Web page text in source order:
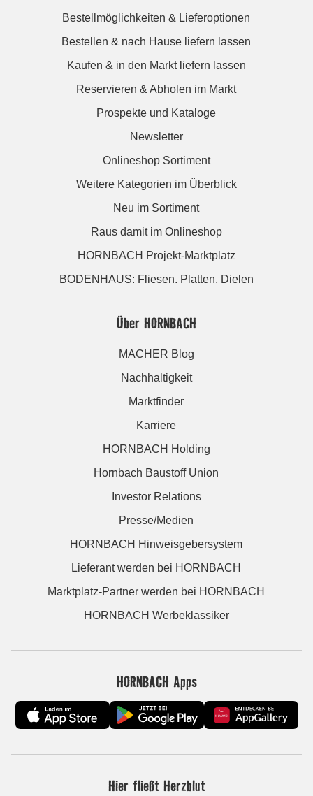
Bestellmöglichkeiten & Lieferoptionen
Bestellen & nach Hause liefern lassen
Kaufen & in den Markt liefern lassen
Reservieren & Abholen im Markt
Prospekte und Kataloge
Newsletter
Onlineshop Sortiment
Weitere Kategorien im Überblick
Neu im Sortiment
Raus damit im Onlineshop
HORNBACH Projekt-Marktplatz
BODENHAUS: Fliesen. Platten. Dielen
Über HORNBACH
MACHER Blog
Nachhaltigkeit
Marktfinder
Karriere
HORNBACH Holding
Hornbach Baustoff Union
Investor Relations
Presse/Medien
HORNBACH Hinweisgebersystem
Lieferant werden bei HORNBACH
Marktplatz-Partner werden bei HORNBACH
HORNBACH Werbeklassiker
HORNBACH Apps
Hier fließt Herzblut